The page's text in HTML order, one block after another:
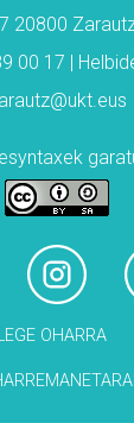
20800
00 17 |
OHARRA